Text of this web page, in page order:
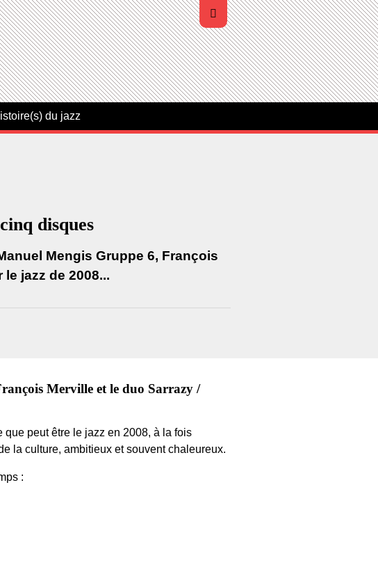
du jazz
disques
Mengis Gruppe 6, François
jazz de 2008...
Merville et le duo Sarrazy /
peut être le jazz en 2008, à la fois
la culture, ambitieux et souvent chaleureux.
: